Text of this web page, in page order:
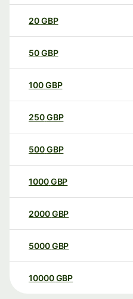
20GBP
50GBP
100GBP
250GBP
500GBP
1000GBP
2000GBP
5000GBP
10000 GBP